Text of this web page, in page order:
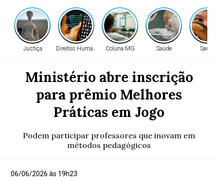
Justiça Direitos Humanos Coluna MG Saúde Saúde
Ministério abre inscrição
para prêmio Melhores
Práticas em Jogo
Podem participar professores que inovam em
métodos pedagógicos
06/06/2026 às 19h23